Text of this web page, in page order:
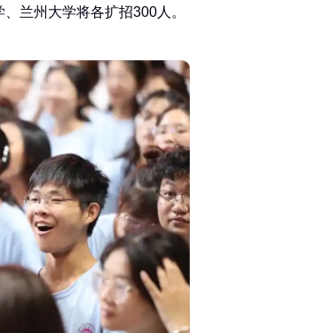
兰州大学将各扩招300人。‌‌